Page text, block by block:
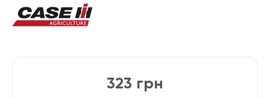
323 грн